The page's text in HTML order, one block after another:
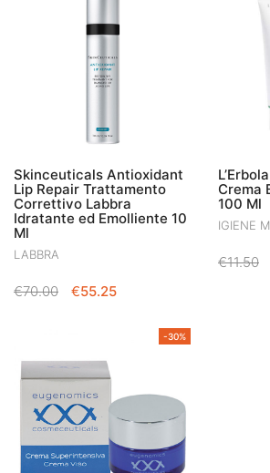
Skinceuticals Antioxidant
Lip Repair Trattamento
Correttivo Labbra
Idratante ed Emolliente 10
Ml
LABBRA
€70.00
IL
€70.00.
€55.25IL
ATTUALE
Crema
100 Ml
IGIENE
€11.50
-30%